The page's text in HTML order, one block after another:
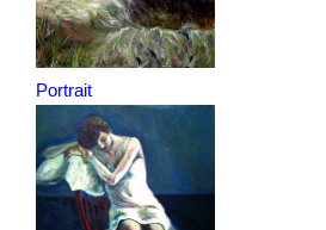
Portrait